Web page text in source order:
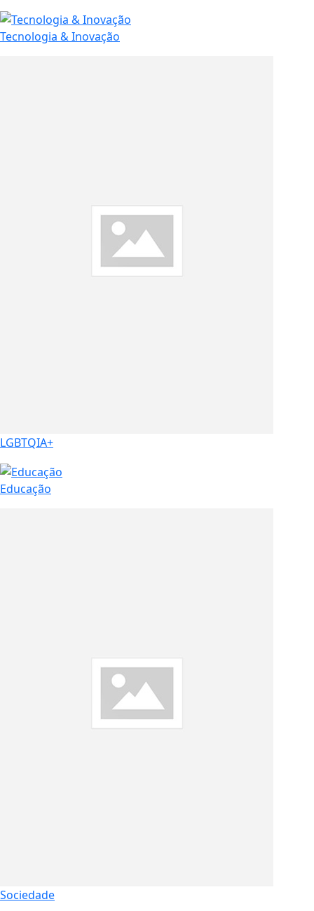
Tecnologia & Inovação
LGBTQIA+
Educação
Sociedade